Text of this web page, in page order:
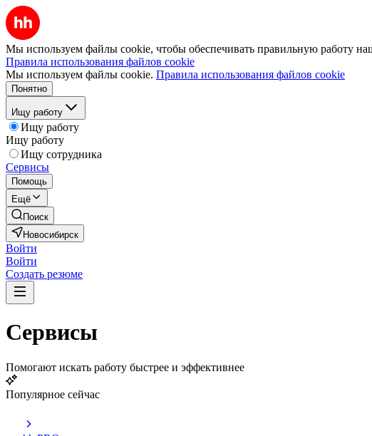
Мы используем файлы cookie, чтобы обеспечивать правильную работу
Правила использования файлов cookie
Мы используем файлы cookie. Правила использования файлов cookie
Понятно
Ищу работу
Ищу работу
Ищу работу
Ищу сотрудника
Сервисы
Помощь
Ещё
Поиск
Новосибирск
Войти
Войти
Создать резюме
Сервисы
Помогают искать работу быстрее и эффективнее
Популярное сейчас